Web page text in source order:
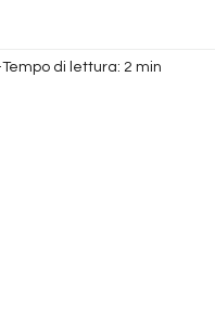
Tempo di lettura: 2 min